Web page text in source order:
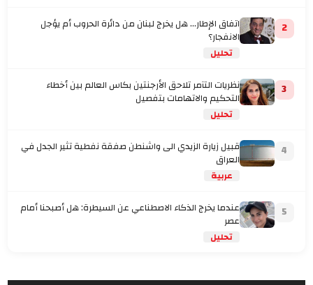
2 اتفاق الإطار... هل يخرج لبنان من دائرة الحروب أم يؤجل
الانفجار؟
تحليل
3 نظريات التآمر تلاحق الأرجنتين بكاس العالم بين أخطاء
التحكيم والاتهامات بتفصيل
تحليل
4 قبيل زيارة الزيدي الى واشنطن صفقة نفطية تثير الجدل في
العراق
عربية
5 عندما يخرج الذكاء الاصطناعي عن السيطرة: هل أصبحنا أمام
عصر
تحليل